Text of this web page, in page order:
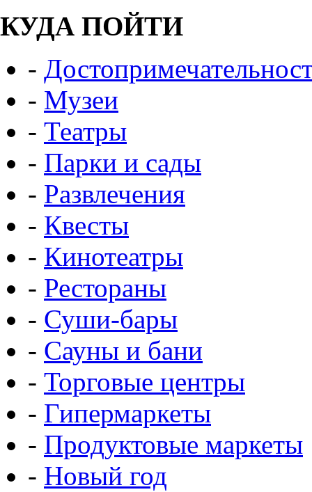
КУДА ПОЙТИ
-
- Музеи
- Театры
- Парки и сады
- Развлечения
- Квесты
- Кинотеатры
- Рестораны
- Суши-бары
- Сауны и бани
- Торговые центры
- Гипермаркеты
- Продуктовые маркеты
- Новый год